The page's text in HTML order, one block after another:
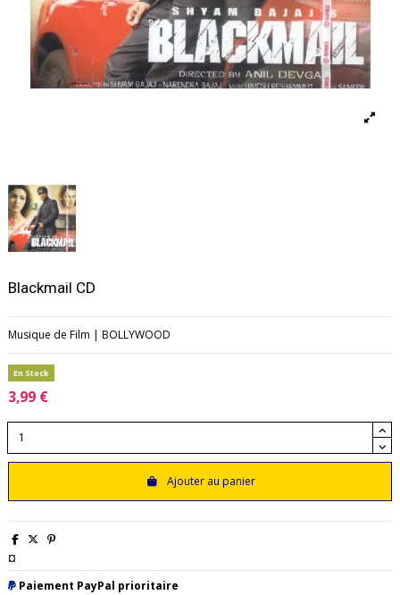
Blackmail CD
Musique de Film | BOLLYWOOD
En Stock
3,99 €
Ajouter au panier
¤
Paiement PayPal prioritaire